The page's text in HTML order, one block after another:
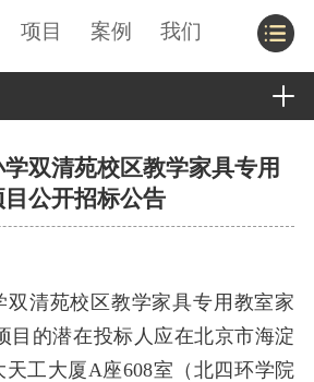
项目 案例 我们
双清苑校区教学家具专用
公开招标公告
双清苑校区教学家具专用教室家
目的潜在投标人应在北京市海淀
天工大厦A座608室（北四环学院